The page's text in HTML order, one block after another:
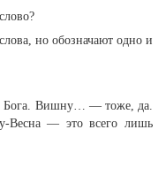
но обозначают одно и
Бога. Вишну… — тоже, да.
— это всего лишь